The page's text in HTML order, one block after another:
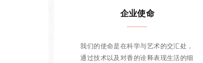
企业使命
我们的使命是在科学与艺术的交汇处，
通过技术以及对香的诠释表现生活的细